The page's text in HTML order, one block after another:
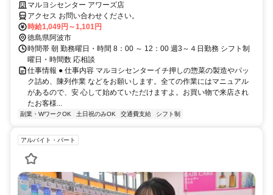
集！主婦主夫大歓迎！
マルヨシセンター アワーズ店
アクセス お問い合わせください。
時給1,049円～1,101円
徳島県阿波市
時間帯 朝 勤務曜日・時間 8：00 ～ 12：00 週3～４日勤務 シフト制
曜日・時間数 応相談
仕事情報 ● 仕事内容 マルヨシセンターイチ押しの惣菜の製造やパッ
ク詰め、陳列作業 などをお願いします。全ての作業にはマニュアル
があるので、安 心して始めていただけますよ。お買い物で来店され
たお客様...
副業・WワークOK 土日祝のみOK 交通費支給 シフト制
アルバイト・パート